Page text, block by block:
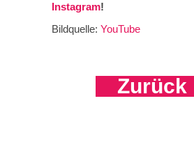
Instagram!
Bildquelle: YouTube
Zurück